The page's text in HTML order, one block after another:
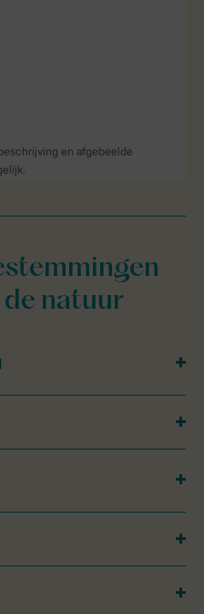
en afgebeelde
natuur